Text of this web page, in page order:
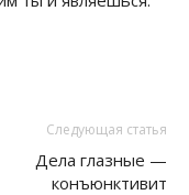
Следующая статья
Дела глазные —
конъюнктивит